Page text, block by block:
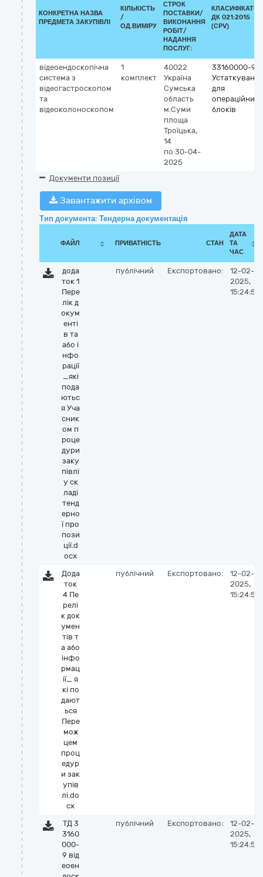
КОНКРЕТНА НАЗВА
ПРЕДМЕТА ЗАКУПІВЛІ
КІЛЬКІСТЬ
/
ОД.ВИМІРУ
СТРОК
ПОСТАВКИ/
ВИКОНАННЯ
РОБІТ/
НАДАННЯ
ПОСЛУГ:
КЛАСИФІКАТОР
ДК 021:2015
(CPV)
відеоендоскопічна
система з
відеогастроскопом
та
відеоколоноскопом
1
комплект
40022
Україна
Сумська
область
м.Суми
площа
Троїцька,
14
по 30-04-
2025
33160000-9
Устаткування
для
операційних
блоків
Документи позиції
Завантажити архівом
Тип документа: Тендерна документація
ФАЙЛ ПРИВАТНІСТЬ СТАН
ДАТА
ТА
ЧАС
дода
ток 1
Пере
лік д
окум
енті
в та
або і
нфо
рації
_які
пода
ютьс
я Уча
сник
ом п
роце
дури
заку
півлі
у ск
ладі
тенд
ерно
ї про
пози
ції.d
ocx
публічний Експортовано:
12-02-
2025,
15:24:53
Дода
ток
4 Пе
релі
к док
умен
тів т
а або
інфо
рмац
ії_ я
кі по
дают
ься
Пере
мож
цем
проц
едур
и зак
упів
лі.do
cx
публічний Експортовано:
12-02-
2025,
15:24:53
ТД 3
3160
000-
9 від
еоен
публічний Експортовано:
12-02-
2025,
15:24:53